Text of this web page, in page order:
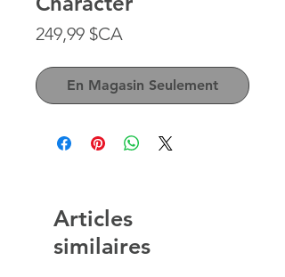
249,99 $CA
En Magasin Seulement
Articles
similaires